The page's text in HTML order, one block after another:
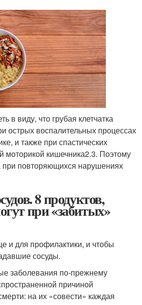
в виду, что грубая клетчатка
острых воспалительных процессах
и также при спастических
моторикой кишечника2.3. Поэтому
при повторяющихся нарушениях
8 продуктов,
при «забитых»
и для профилактики, и чтобы
сосуды.
заболевания по-прежнему
причиной
на их «совести» каждая